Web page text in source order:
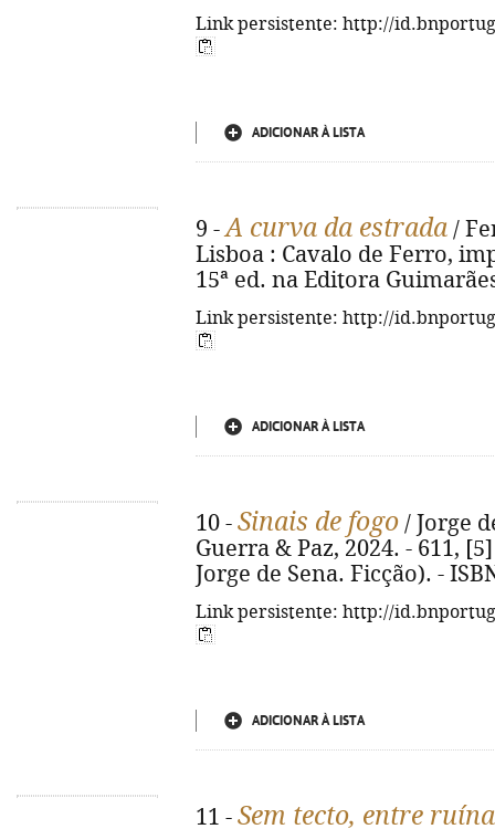
Link persistente: http://
ADICIONAR À LISTA
9 -A curva da estrada /
Lisboa : Cavalo de Ferro,
15ª ed. na Editora
Link persistente: http://
ADICIONAR À LISTA
10 - Sinais de fogo / Jorge
Guerra & Paz, 2024. - 611,
Jorge de Sena. Ficção). -
Link persistente: http://
ADICIONAR À LISTA
11 - Sem tecto, entre